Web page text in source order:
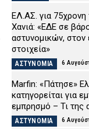
ΕΛ.ΑΣ. για
Χανιά: «ΕΔΕ σε
αστυνομικών, στον
στοιχεία»
ΑΣΤΥΝΟΜΙΑ 6
Marfin: «Πάτησε»
κατηγορείται για
εμπρησμό – Τι της
ΑΣΤΥΝΟΜΙΑ 6